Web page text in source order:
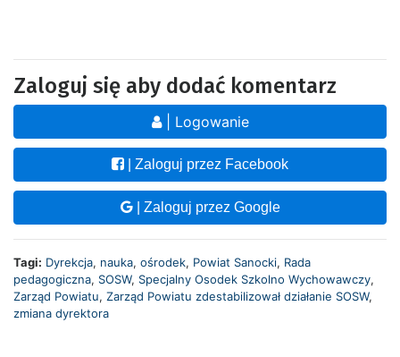
Zaloguj się aby dodać komentarz
| Logowanie
| Zaloguj przez Facebook
| Zaloguj przez Google
Tagi: Dyrekcja, nauka, ośrodek, Powiat Sanocki, Rada
pedagogiczna, SOSW, Specjalny Osodek Szkolno Wychowawczy,
Zarząd Powiatu, Zarząd Powiatu zdestabilizował działanie SOSW,
zmiana dyrektora